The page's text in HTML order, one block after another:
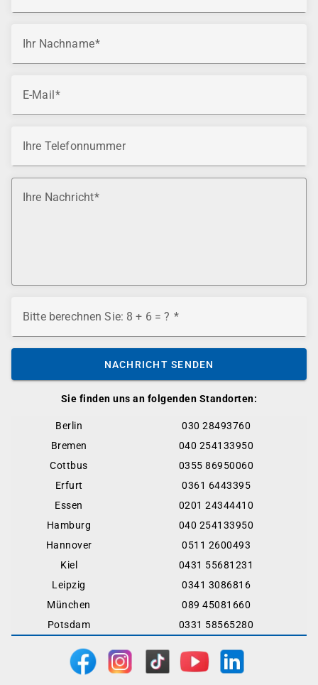
Sie finden uns an folgenden Standorten:
Berlin
030 28493760
Bremen
040 254133950
Cottbus
0355 86950060
Erfurt
0361 6443395
Essen
0201 24344410
Hamburg
040 254133950
Hannover
0511 2600493
Kiel
0431 55681231
Leipzig
0341 3086816
München
089 45081660
Potsdam
0331 58565280
Ihr Nachname
E-Mail
Ihre Telefonnummer
Ihre Nachricht
Bitte berechnen Sie: 8 + 6 = ?
NACHRICHT SENDEN